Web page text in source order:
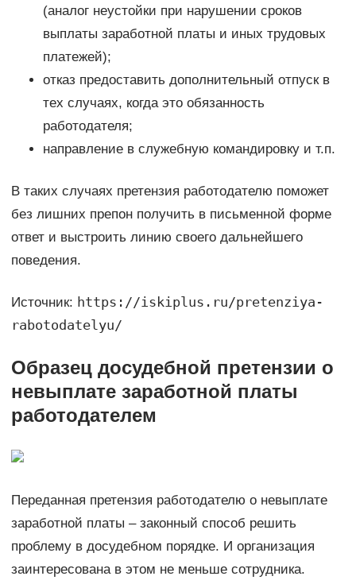
(аналог неустойки при нарушении сроков
выплаты заработной платы и иных трудовых
платежей);
отказ предоставить дополнительный отпуск в
тех случаях, когда это обязанность
работодателя;
направление в служебную командировку и т.п.
В таких случаях претензия работодателю поможет
без лишних препон получить в письменной форме
ответ и выстроить линию своего дальнейшего
поведения.
Источник: https://iskiplus.ru/pretenziya-
rabotodatelyu/
Образец досудебной претензии о
невыплате заработной платы
работодателем
Переданная претензия работодателю о невыплате
заработной платы – законный способ решить
проблему в досудебном порядке. И организация
заинтересована в этом не меньше сотрудника.